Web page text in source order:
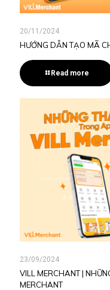
20/11/2024
HƯỚNG DẪN TẠO MÃ
Read more
23/09/2024
VILL MERCHANT |
MERCHANT